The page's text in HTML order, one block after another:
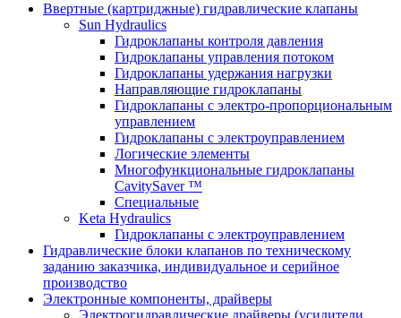
Ввертные (картриджные) гидравлические клапаны
Sun Hydraulics
Гидроклапаны контроля давления
Гидроклапаны управления потоком
Гидроклапаны удержания нагрузки
Направляющие гидроклапаны
Гидроклапаны с электро-пропорциональным
управлением
Гидроклапаны с электроуправлением
Логические элементы
Многофункциональные гидроклапаны
CavitySaver ™
Специальные
Keta Hydraulics
Гидроклапаны с электроуправлением
Гидравлические блоки клапанов по техническому
заданию заказчика, индивидуальное и серийное
производство
Электронные компоненты, драйверы
Электрогидравлические драйверы (усилители